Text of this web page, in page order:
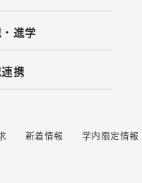
進学
携
新着情報 学内限定情報